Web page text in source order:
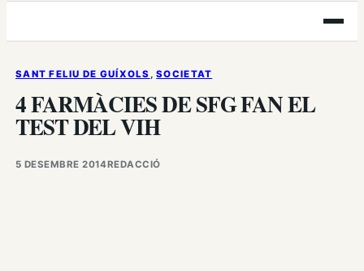
Obre
el
SANT FELIU DE GUÍXOLS , SOCIETAT
4 FARMÀCIES DE SFG FAN EL
TEST DEL VIH
5 DESEMBRE 2014REDACCIÓ